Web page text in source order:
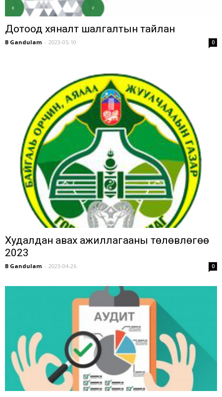
Дотоод хяналт шалгалтын тайлан
B Gandulam - 2023-05-10 0
Худалдан авах ажиллагааны төлөвлөгөө
2023
B Gandulam - 2023-04-26 0